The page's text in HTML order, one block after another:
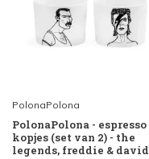
PolonaPolona
PolonaPolona - espresso
kopjes (set van 2) - the
legends, freddie & david